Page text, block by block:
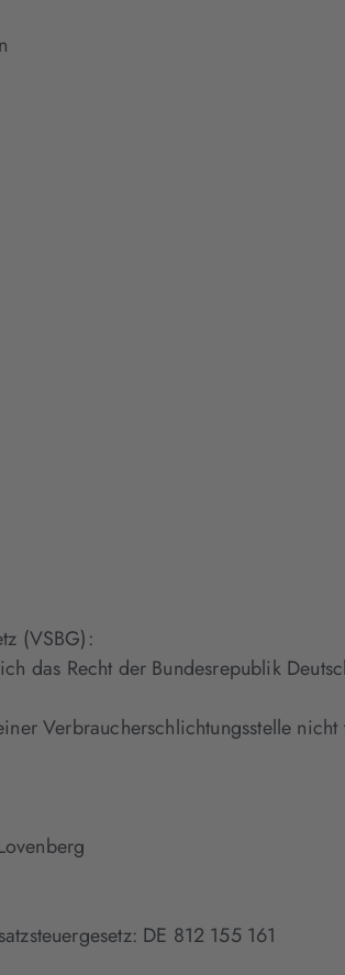
(VSBG):
das Recht der Bundesrepublik
Verbraucherschlichtungsstelle nicht
DE 812 155 161